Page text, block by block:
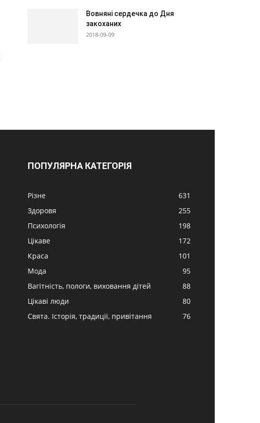
Вовняні сердечка до Дня
закоханих
2018-09-09
ПОПУЛЯРНА КАТЕГОРІЯ
Різне
631
Здоровя
255
Психологія
198
Цікаве
172
Краса
101
Мода
95
Вагітність, пологи, виховання дітей
88
Цікаві люди
80
Свята. Історія, традиції, привітання
76